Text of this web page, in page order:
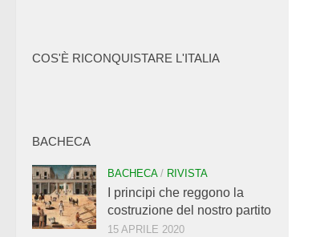
COS'È RICONQUISTARE L'ITALIA
BACHECA
BACHECA/ RIVISTA
I principi che reggono la
costruzione del nostro partito
15 APRILE 2020